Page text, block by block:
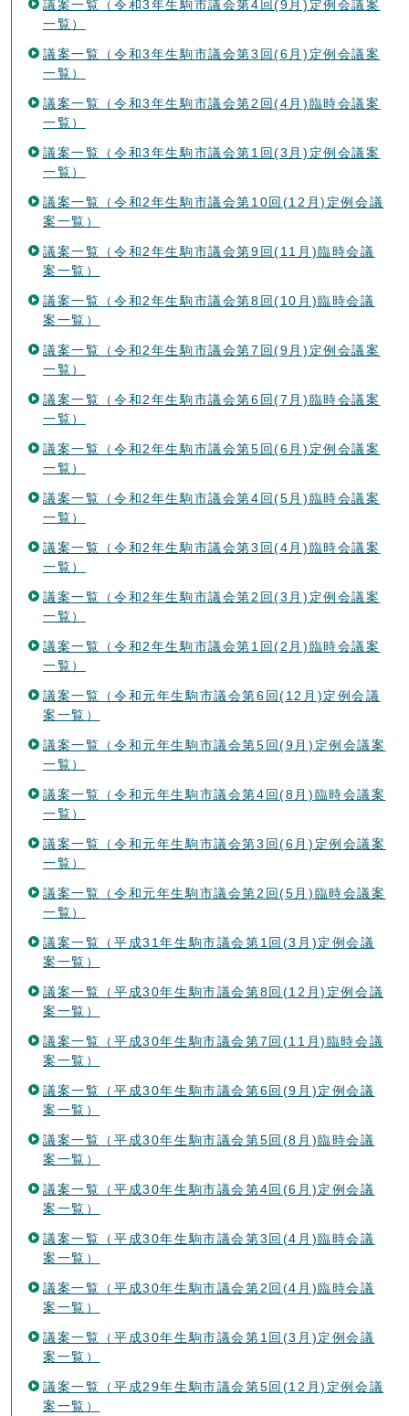
議案一覧（令和3年生駒市議会第4回(9月)定例会議案
一覧）
議案一覧（令和3年生駒市議会第3回(6月)定例会議案
一覧）
議案一覧（令和3年生駒市議会第2回(4月)臨時会議案
一覧）
議案一覧（令和3年生駒市議会第1回(3月)定例会議案
一覧）
議案一覧（令和2年生駒市議会第10回(12月)定例会議
案一覧）
議案一覧（令和2年生駒市議会第9回(11月)臨時会議
案一覧）
議案一覧（令和2年生駒市議会第8回(10月)臨時会議
案一覧）
議案一覧（令和2年生駒市議会第7回(9月)定例会議案
一覧）
議案一覧（令和2年生駒市議会第6回(7月)臨時会議案
一覧）
議案一覧（令和2年生駒市議会第5回(6月)定例会議案
一覧）
議案一覧（令和2年生駒市議会第4回(5月)臨時会議案
一覧）
議案一覧（令和2年生駒市議会第3回(4月)臨時会議案
一覧）
議案一覧（令和2年生駒市議会第2回(3月)定例会議案
一覧）
議案一覧（令和2年生駒市議会第1回(2月)臨時会議案
一覧）
議案一覧（令和元年生駒市議会第6回(12月)定例会議
案一覧）
議案一覧（令和元年生駒市議会第5回(9月)定例会議案
一覧）
議案一覧（令和元年生駒市議会第4回(8月)臨時会議案
一覧）
議案一覧（令和元年生駒市議会第3回(6月)定例会議案
一覧）
議案一覧（令和元年生駒市議会第2回(5月)臨時会議案
一覧）
議案一覧（平成31年生駒市議会第1回(3月)定例会議
案一覧）
議案一覧（平成30年生駒市議会第8回(12月)定例会議
案一覧）
議案一覧（平成30年生駒市議会第7回(11月)臨時会議
案一覧）
議案一覧（平成30年生駒市議会第6回(9月)定例会議
案一覧）
議案一覧（平成30年生駒市議会第5回(8月)臨時会議
案一覧）
議案一覧（平成30年生駒市議会第4回(6月)定例会議
案一覧）
議案一覧（平成30年生駒市議会第3回(4月)臨時会議
案一覧）
議案一覧（平成30年生駒市議会第2回(4月)臨時会議
案一覧）
議案一覧（平成30年生駒市議会第1回(3月)定例会議
案一覧）
議案一覧（平成29年生駒市議会第5回(12月)定例会議
案一覧）